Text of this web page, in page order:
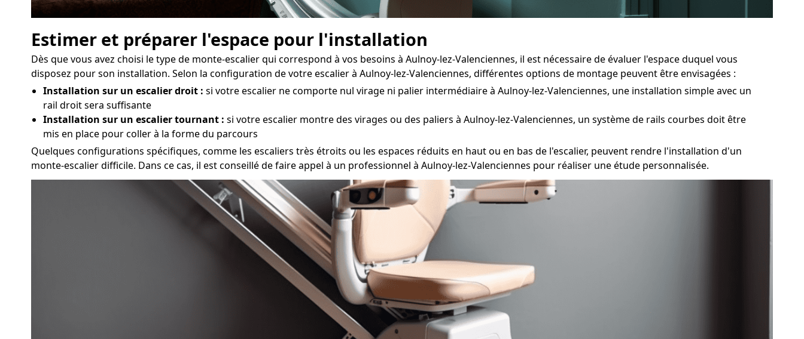
Estimer et préparer l'espace pour l'installation
Dès que vous avez choisi le type de monte-escalier qui correspond à vos besoins à Aulnoy-lez-Valenciennes, il est nécessaire de évaluer l'espace duquel vous
disposez pour son installation. Selon la configuration de votre escalier à Aulnoy-lez-Valenciennes, différentes options de montage peuvent être envisagées :
Installation sur un escalier droit : si votre escalier ne comporte nul virage ni palier intermédiaire à Aulnoy-lez-Valenciennes, une installation simple avec un
rail droit sera suffisante
Installation sur un escalier tournant : si votre escalier montre des virages ou des paliers à Aulnoy-lez-Valenciennes, un système de rails courbes doit être
mis en place pour coller à la forme du parcours
Quelques configurations spécifiques, comme les escaliers très étroits ou les espaces réduits en haut ou en bas de l'escalier, peuvent rendre l'installation d'un
monte-escalier difficile. Dans ce cas, il est conseillé de faire appel à un professionnel à Aulnoy-lez-Valenciennes pour réaliser une étude personnalisée.